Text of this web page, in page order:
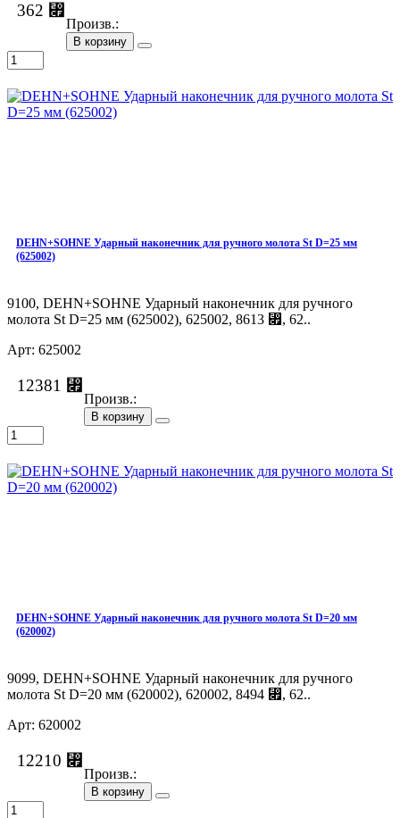
362 ⃏
Произв.:
В корзину
DEHN+SOHNE Ударный наконечник для ручного молота St D=25 мм
(625002)
9100, DEHN+SOHNE Ударный наконечник для ручного
молота St D=25 мм (625002), 625002, 8613 ⃏, 62..
Арт: 625002
12381 ⃏
Произв.:
В корзину
DEHN+SOHNE Ударный наконечник для ручного молота St D=20 мм
(620002)
9099, DEHN+SOHNE Ударный наконечник для ручного
молота St D=20 мм (620002), 620002, 8494 ⃏, 62..
Арт: 620002
12210 ⃏
Произв.:
В корзину